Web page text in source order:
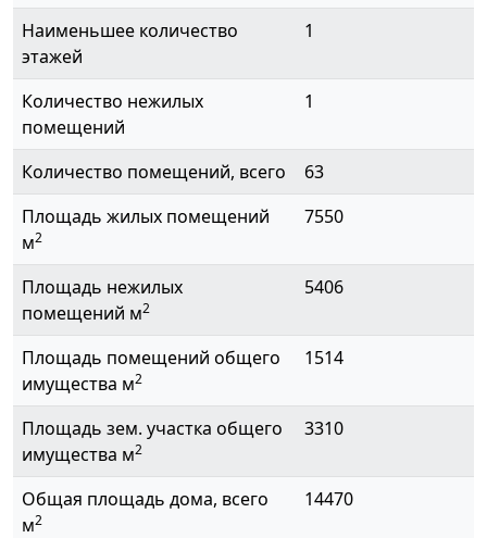
Наименьшее количество
этажей
1
Количество нежилых
помещений
1
Количество помещений, всего
63
Площадь жилых помещений
м2
7550
Площадь нежилых
помещений м2
5406
Площадь помещений общего
имущества м2
1514
Площадь зем. участка общего
имущества м2
3310
Общая площадь дома, всего
м2
14470